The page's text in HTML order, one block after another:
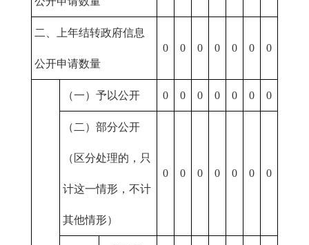
二、上年结转政府信息
公开申请数量
0 0 0 0 0 0 0
（一）予以公开 0 0 0 0 0 0 0
（二）部分公开
（区分处理的，只
计这一情形，不计
其他情形）
0 0 0 0 0 0 0